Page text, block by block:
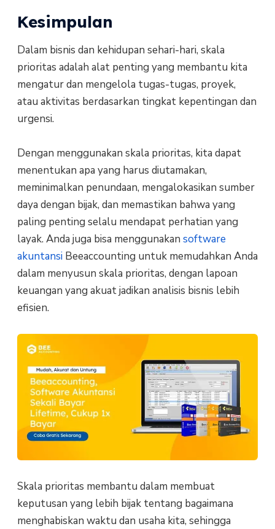
Kesimpulan
Dalam bisnis dan kehidupan sehari-hari, skala
prioritas adalah alat penting yang membantu kita
mengatur dan mengelola tugas-tugas, proyek,
atau aktivitas berdasarkan tingkat kepentingan dan
urgensi.
Dengan menggunakan skala prioritas, kita dapat
menentukan apa yang harus diutamakan,
meminimalkan penundaan, mengalokasikan sumber
daya dengan bijak, dan memastikan bahwa yang
paling penting selalu mendapat perhatian yang
layak. Anda juga bisa menggunakan software
akuntansiBeeaccounting untuk memudahkan Anda
dalam menyusun skala prioritas, dengan lapoan
keuangan yang akuat jadikan analisis bisnis lebih
efisien.
Skala prioritas membantu dalam membuat
keputusan yang lebih bijak tentang bagaimana
menghabiskan waktu dan usaha kita, sehingga